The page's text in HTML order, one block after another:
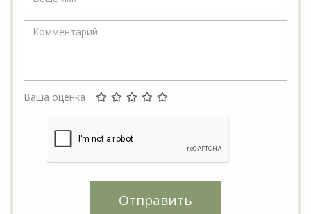
Ваша оценка
Отправить